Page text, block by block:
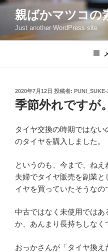
コ
ン
親ばかマツコの
Just another WordPress site
投
稿
日:
2020年7月12日 投稿者: PUNI_SUKE-
季節外れですが。
タイヤ交換の時期ではな
のタイヤを購入しました。
というのも、今まで、ねえ
夫婦でタイヤ販売を副業
イヤを買っていたそうなの
中古ではなく未使用では
か、あんまり長持ちしな
おっかさんが「タイヤ換